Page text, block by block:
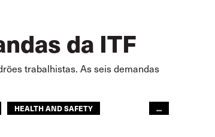
da ITF
trabalhistas. As seis demandas
HEALTH AND SAFETY
...